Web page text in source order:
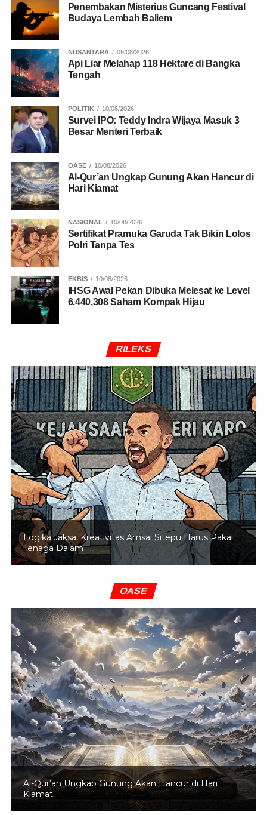
Penembakan Misterius Guncang Festival
Budaya Lembah Baliem
NUSANTARA 09/08/2026
Api Liar Melahap 118 Hektare di Bangka
Tengah
POLITIK 10/08/2026
Survei IPO: Teddy Indra Wijaya Masuk 3
Besar Menteri Terbaik
OASE 10/08/2026
Al-Qur’an Ungkap Gunung Akan Hancur di
Hari Kiamat
NASIONAL 10/08/2026
Sertifikat Pramuka Garuda Tak Bikin Lolos
Polri Tanpa Tes
EKBIS 10/08/2026
IHSG Awal Pekan Dibuka Melesat ke Level
6.440,308 Saham Kompak Hijau
RILEKS
Logika Jaksa, Kreativitas Amsal Sitepu Harus Pakai
Tenaga Dalam
OASE
Al-Qur’an Ungkap Gunung Akan Hancur di Hari
Kiamat